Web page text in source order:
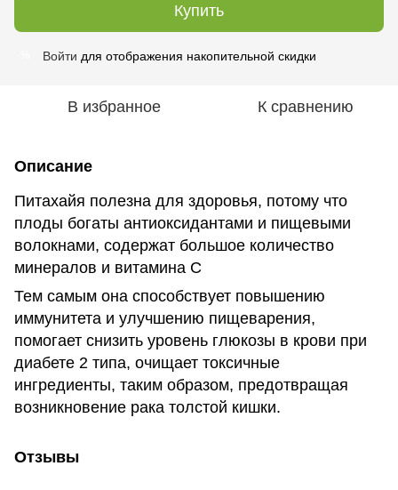
Купить
Войти для отображения накопительной скидки
В избранное К сравнению
Описание
Питахайя полезна для здоровья, потому что
плоды богаты антиоксидантами и пищевыми
волокнами, содержат большое количество
минералов и витамина С
Тем самым она способствует повышению
иммунитета и улучшению пищеварения,
помогает снизить уровень глюкозы в крови при
диабете 2 типа, очищает токсичные
ингредиенты, таким образом, предотвращая
возникновение рака толстой кишки.
Отзывы